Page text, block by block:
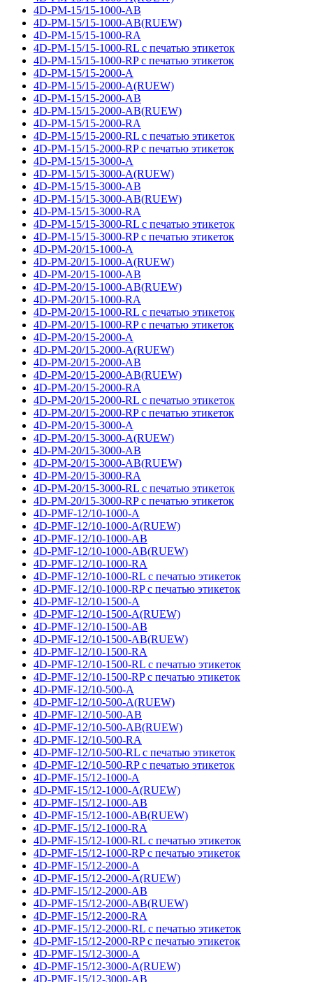
4D-PM-15/15-1000-AB
4D-PM-15/15-1000-AB(RUEW)
4D-PM-15/15-1000-RA
4D-PM-15/15-1000-RL с печатью этикеток
4D-PM-15/15-1000-RP с печатью этикеток
4D-PM-15/15-2000-A
4D-PM-15/15-2000-A(RUEW)
4D-PM-15/15-2000-AB
4D-PM-15/15-2000-AB(RUEW)
4D-PM-15/15-2000-RA
4D-PM-15/15-2000-RL с печатью этикеток
4D-PM-15/15-2000-RP с печатью этикеток
4D-PM-15/15-3000-A
4D-PM-15/15-3000-A(RUEW)
4D-PM-15/15-3000-AB
4D-PM-15/15-3000-AB(RUEW)
4D-PM-15/15-3000-RA
4D-PM-15/15-3000-RL с печатью этикеток
4D-PM-15/15-3000-RP с печатью этикеток
4D-PM-20/15-1000-A
4D-PM-20/15-1000-A(RUEW)
4D-PM-20/15-1000-AB
4D-PM-20/15-1000-AB(RUEW)
4D-PM-20/15-1000-RA
4D-PM-20/15-1000-RL с печатью этикеток
4D-PM-20/15-1000-RP с печатью этикеток
4D-PM-20/15-2000-A
4D-PM-20/15-2000-A(RUEW)
4D-PM-20/15-2000-AB
4D-PM-20/15-2000-AB(RUEW)
4D-PM-20/15-2000-RA
4D-PM-20/15-2000-RL с печатью этикеток
4D-PM-20/15-2000-RP с печатью этикеток
4D-PM-20/15-3000-A
4D-PM-20/15-3000-A(RUEW)
4D-PM-20/15-3000-AB
4D-PM-20/15-3000-AB(RUEW)
4D-PM-20/15-3000-RA
4D-PM-20/15-3000-RL с печатью этикеток
4D-PM-20/15-3000-RP с печатью этикеток
4D-PMF-12/10-1000-A
4D-PMF-12/10-1000-A(RUEW)
4D-PMF-12/10-1000-AB
4D-PMF-12/10-1000-AB(RUEW)
4D-PMF-12/10-1000-RA
4D-PMF-12/10-1000-RL с печатью этикеток
4D-PMF-12/10-1000-RP с печатью этикеток
4D-PMF-12/10-1500-A
4D-PMF-12/10-1500-A(RUEW)
4D-PMF-12/10-1500-AB
4D-PMF-12/10-1500-AB(RUEW)
4D-PMF-12/10-1500-RA
4D-PMF-12/10-1500-RL с печатью этикеток
4D-PMF-12/10-1500-RP с печатью этикеток
4D-PMF-12/10-500-A
4D-PMF-12/10-500-A(RUEW)
4D-PMF-12/10-500-AB
4D-PMF-12/10-500-AB(RUEW)
4D-PMF-12/10-500-RA
4D-PMF-12/10-500-RL с печатью этикеток
4D-PMF-12/10-500-RP с печатью этикеток
4D-PMF-15/12-1000-A
4D-PMF-15/12-1000-A(RUEW)
4D-PMF-15/12-1000-AB
4D-PMF-15/12-1000-AB(RUEW)
4D-PMF-15/12-1000-RA
4D-PMF-15/12-1000-RL с печатью этикеток
4D-PMF-15/12-1000-RP с печатью этикеток
4D-PMF-15/12-2000-A
4D-PMF-15/12-2000-A(RUEW)
4D-PMF-15/12-2000-AB
4D-PMF-15/12-2000-AB(RUEW)
4D-PMF-15/12-2000-RA
4D-PMF-15/12-2000-RL с печатью этикеток
4D-PMF-15/12-2000-RP с печатью этикеток
4D-PMF-15/12-3000-A
4D-PMF-15/12-3000-A(RUEW)
4D-PMF-15/12-3000-AB